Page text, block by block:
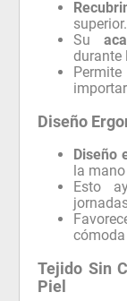
superior.
Su
durante
Diseño
Diseño
la
Esto
Tejido Sin
Piel